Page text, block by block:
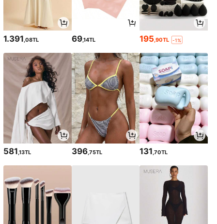
1.391 ,08TL 69,14TL 195 ,90TL -1%
581,13TL 396,75TL 131,70TL